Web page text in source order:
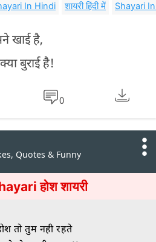
In Hindi शायरी हिंदी में Shayari
खाई है,
बुराई है!
0
Quotes & Funny
होश शायरी
तो तुम नही रहते